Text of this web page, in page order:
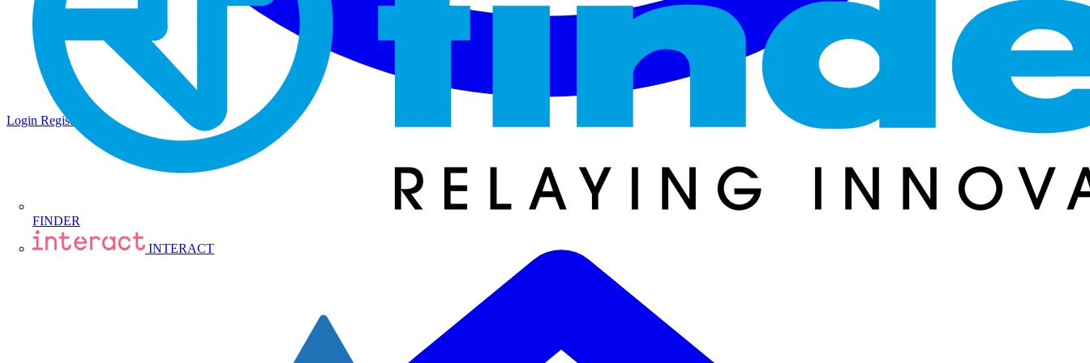
FINDER
INTERACT
Login Registrati